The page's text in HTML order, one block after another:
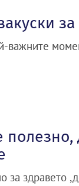
важните
за здравето